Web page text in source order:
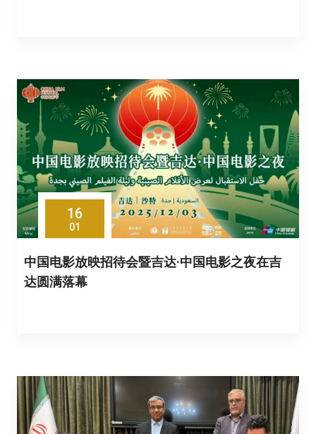
16
01
中国电影放映招待会暨吉达·中国电影之夜在吉
达圆满落幕